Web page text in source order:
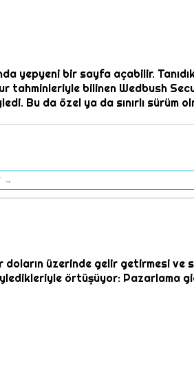
yepyeni bir sayfa açabilir.
tahminleriyle bilinen Wedbush
Bu da özel ya da sınırlı sürüm
→
üzerinde gelir getirmesi ve
örtüşüyor: Pazarlama